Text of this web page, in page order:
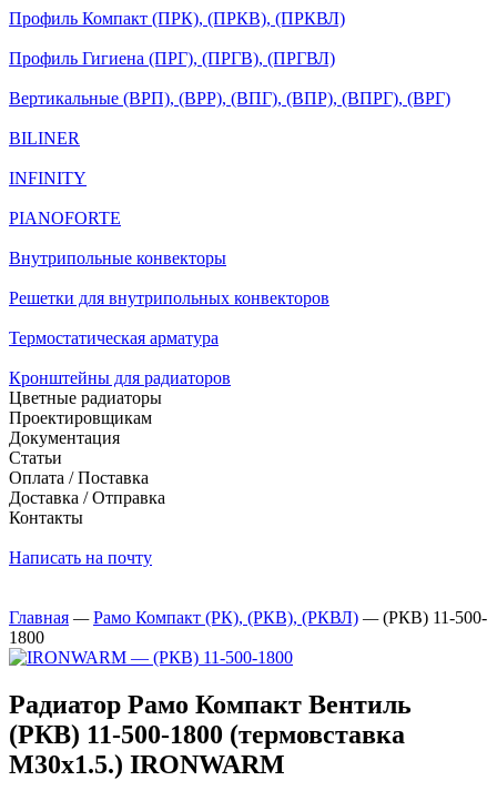
Профиль Компакт (ПРК), (ПРКВ), (ПРКВЛ)
Профиль Гигиена (ПРГ), (ПРГВ), (ПРГВЛ)
Вертикальные (ВРП), (ВРР), (ВПГ), (ВПР), (ВПРГ), (ВРГ)
BILINER
INFINITY
PIANOFORTE
Внутрипольные конвекторы
Решетки для внутрипольных конвекторов
Термостатическая арматура
Кронштейны для радиаторов
Цветные радиаторы
Проектировщикам
Документация
Статьи
Оплата / Поставка
Доставка / Отправка
Контакты
Написать на почту
Главная — Рамо Компакт (РК), (РКВ), (РКВЛ) — (РКВ) 11-500-
1800
Радиатор Рамо Компакт Вентиль
(РКВ) 11-500-1800 (термовставка
М30х1.5.) IRONWARM